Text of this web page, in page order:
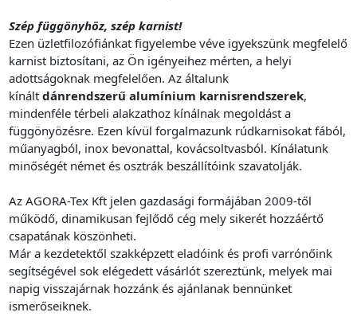
Szép függönyhöz, szép karnist!
Ezen üzletfilozófiánkat figyelembe véve igyekszünk megfelelő
karnist biztosítani, az Ön igényeihez mérten, a helyi
adottságoknak megfelelően. Az általunk
kínáltdánrendszerű alumínium karnisrendszerek,
mindenféle térbeli alakzathoz kínálnak megoldást a
függönyözésre. Ezen kívül forgalmazunk rúdkarnisokat fából,
műanyagból, inox bevonattal, kovácsoltvasból. Kínálatunk
minőségét német és osztrák beszállítóink szavatolják.
Az AGORA-Tex Kft jelen gazdasági formájában 2009-től
működő, dinamikusan fejlődő cég mely sikerét hozzáértő
csapatának köszönheti.
Már a kezdetektől szakképzett eladóink és profi varrónőink
segítségével sok elégedett vásárlót szereztünk, melyek mai
napig visszajárnak hozzánk és ajánlanak bennünket
ismerőseiknek.